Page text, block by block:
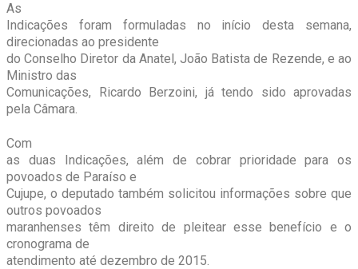
As
Indicações foram formuladas no início desta semana,
direcionadas ao presidente
do Conselho Diretor da Anatel, João Batista de Rezende, e ao
Ministro das
Comunicações, Ricardo Berzoini, já tendo sido aprovadas
pela Câmara.
Com
as duas Indicações, além de cobrar prioridade para os
povoados de Paraíso e
Cujupe, o deputado também solicitou informações sobre que
outros povoados
maranhenses têm direito de pleitear esse benefício e o
cronograma de
atendimento até dezembro de 2015.